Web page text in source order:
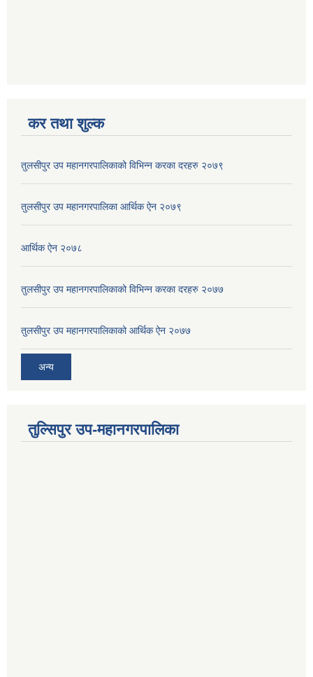
कर तथा शुल्क
तुलसीपुर उप महानगरपालिकाको विभिन्न करका दरहरु २०७९
तुलसीपुर उप महानगरपालिका आर्थिक ऐन २०७९
आर्थिक ‌ऐन २०७८
तुलसीपुर उप महानगरपालिकाको विभिन्न करका दरहरु २०७७
तुलसीपुर उप महानगरपालिकाको आर्थिक ऐन २०७७
अन्य
तुल्सिपुर उप-महानगरपालिका